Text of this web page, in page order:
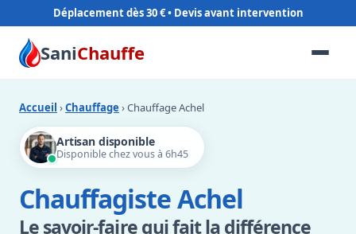
Déplacement dès 30 €
SaniChauffe
Accueil ›Chauffage › Chauffage Achel
Artisan disponible
Disponible chez vous à 6h45
Chauffagiste Achel
Le savoir-faire qui fait la différence